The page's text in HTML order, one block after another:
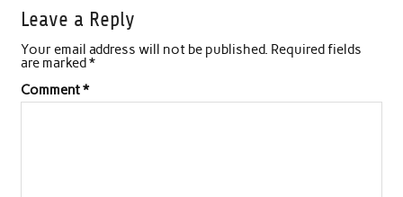
Leave a Reply
Your email address will not be published. Required fields
are marked*
Comment*